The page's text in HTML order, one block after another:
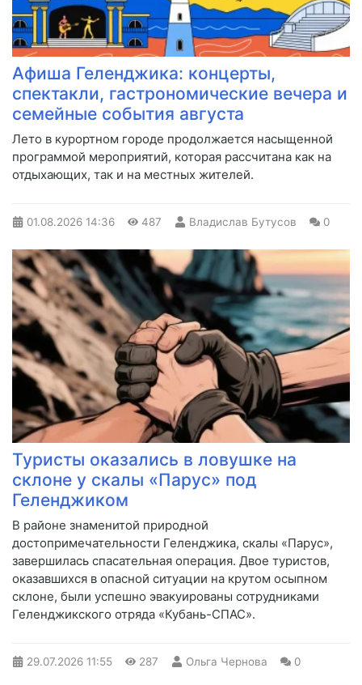
Афиша Геленджика: концерты,
спектакли, гастрономические вечера и
семейные события августа
Лето в курортном городе продолжается насыщенной
программой мероприятий, которая рассчитана как на
отдыхающих, так и на местных жителей.
01.08.2026 14:36 487 Владислав Бутусов 0
Туристы оказались в ловушке на
склоне у скалы «Парус» под
Геленджиком
В районе знаменитой природной
достопримечательности Геленджика, скалы «Парус»,
завершилась спасательная операция. Двое туристов,
оказавшихся в опасной ситуации на крутом осыпном
склоне, были успешно эвакуированы сотрудниками
Геленджикского отряда «Кубань-СПАС».
29.07.2026 11:55 287 Ольга Чернова 0